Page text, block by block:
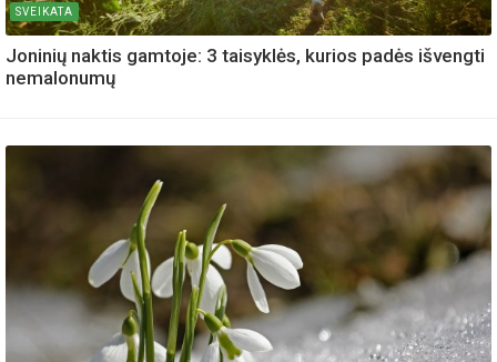
SVEIKATA
Joninių naktis gamtoje: 3 taisyklės, kurios padės išvengti
nemalonumų